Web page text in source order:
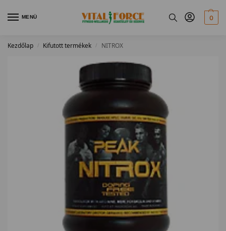
MENÜ 0
Kezdőlap / Kifutott termékek / NITROX